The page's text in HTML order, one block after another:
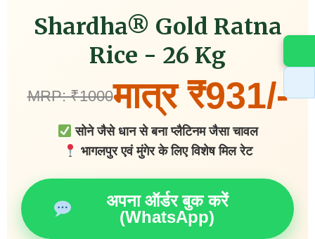
Shardha® Gold Ratna
Rice - 26 Kg
MRP: ₹1000मात्र ₹931/-
सोने जैसे धान से बना प्लैटिनम जैसा चावल
भागलपुर एवं मुंगेर के लिए विशेष मिल रेट
अपना ऑर्डर बुक करें
(WhatsApp)